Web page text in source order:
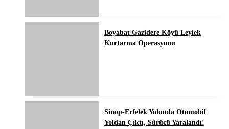
Boyabat Gazidere Köyü Leylek
Kurtarma Operasyonu
Sinop-Erfelek Yolunda Otomobil
Yoldan Çıktı, Sürücü Yaralandı!